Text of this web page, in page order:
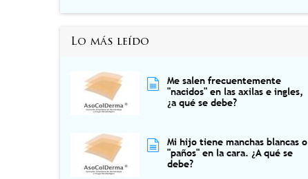
Lo más leído
Me salen frecuentemente
"nacidos" en las axilas e ingles,
¿a qué se debe?
Mi hijo tiene manchas blancas o
"paños" en la cara. ¿A qué se
debe?